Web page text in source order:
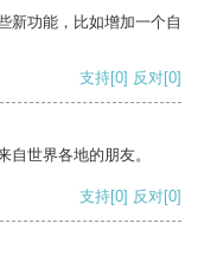
新功能，比如增加一个自
支持[0] 反对[0]
自世界各地的朋友。
支持[0] 反对[0]